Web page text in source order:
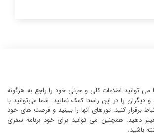
توانید اطلاعات کلی و جزئی خود را راجع به هرگونه
دیگران را در این راستا کمک نمایید. شما می‌توانید با
برقرار کنید. تورهای آنها را ببینید و فرصت های خود
دهید. همچنین می توانید برای خود برنامه سفری
باشید.